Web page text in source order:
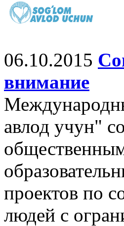
06.10.2015
внимание
авлод учун"
проектов по
людей с